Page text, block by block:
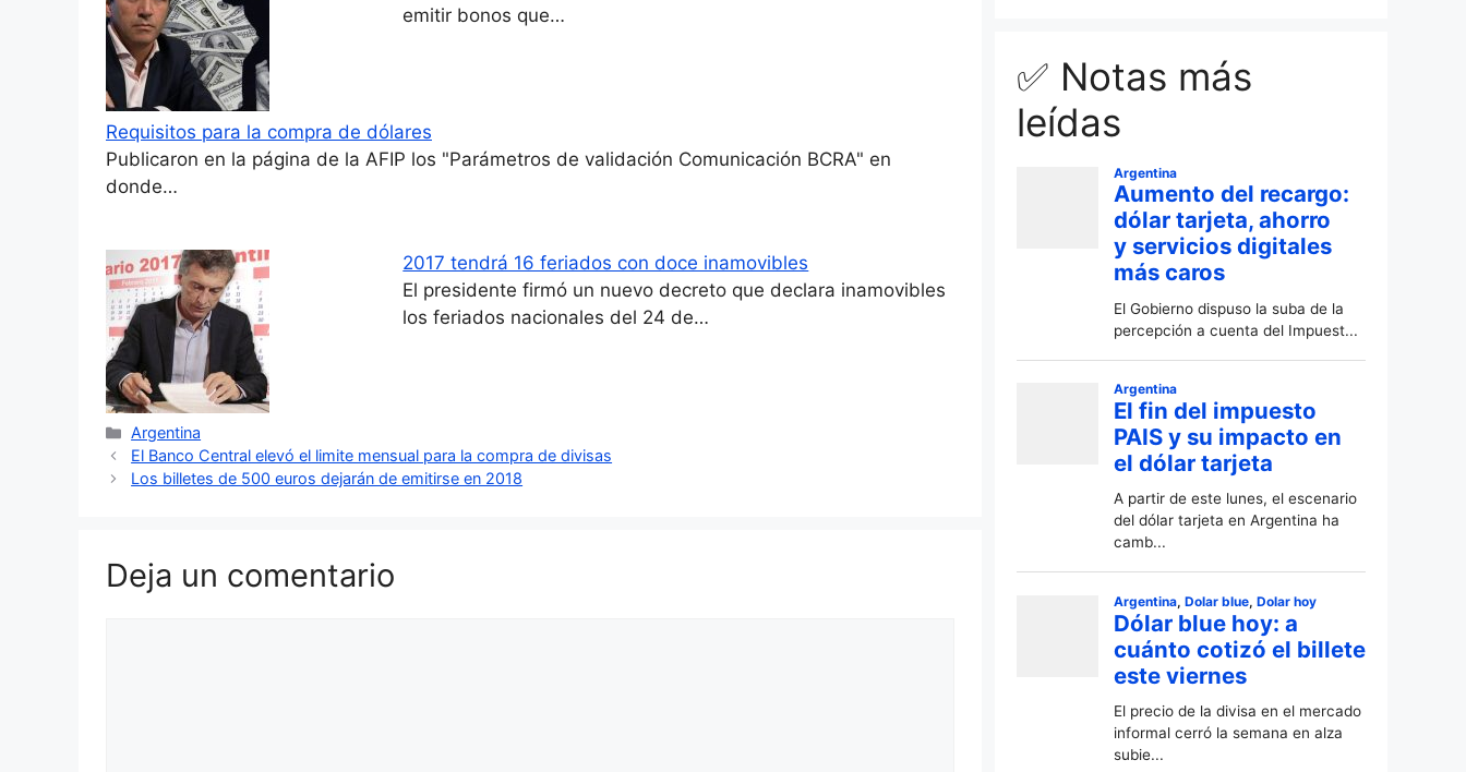
emitir bonos que…
Requisitos para la compra de dólares
Publicaron en la página de la AFIP los "Parámetros de validación Comunicación BCRA" en
donde…
2017 tendrá 16 feriados con doce inamovibles
El presidente firmó un nuevo decreto que declara inamovibles
los feriados nacionales del 24 de…
Categorías
Argentina
El Banco Central elevó el limite mensual para la compra de divisas
Los billetes de 500 euros dejarán de emitirse en 2018
Deja un comentario
✅ Notas más
leídas